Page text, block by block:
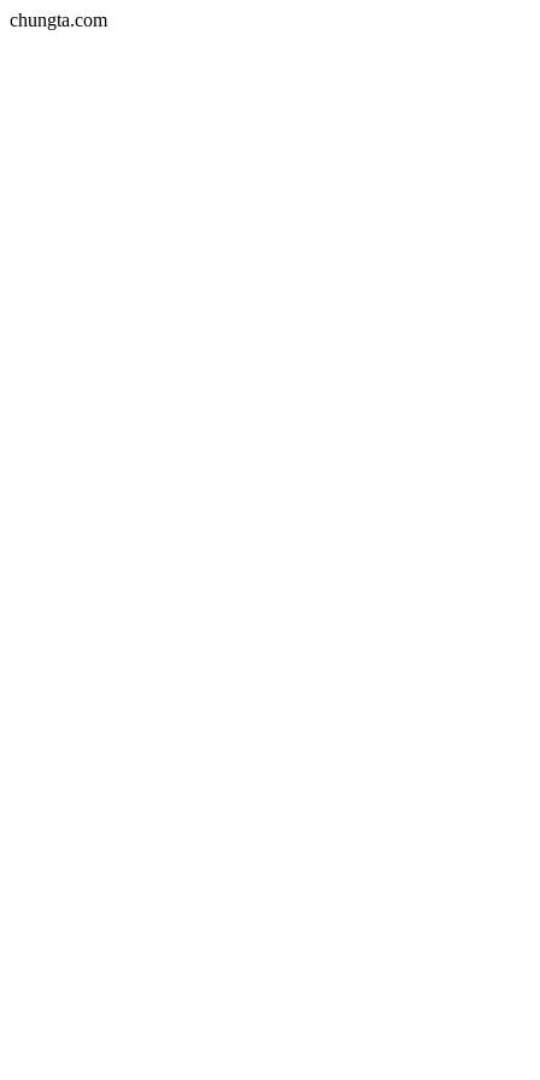
chungta.com